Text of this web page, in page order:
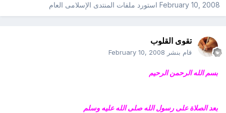
February 10, 2008استورد ملفات المنتدى الإسلامى العام
تقوى القلوب
قام بنشر February 10, 2008
بسم الله الرحمن الرحيم
بعد الصلاة على رسول الله صلى الله عليه وسلم